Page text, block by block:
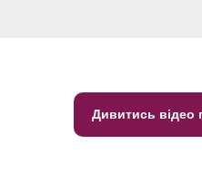
Дивитись відео